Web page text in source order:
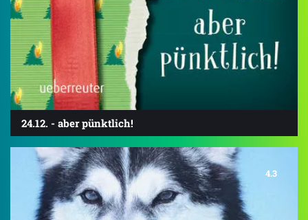
24.12. - aber pünktlich!
4.3